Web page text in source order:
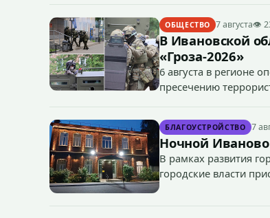
ОБЩЕСТВО 7 августа👁
В Ивановской
«Гроза-2026»
6 августа в регионе
пресечению
БЛАГОУСТРОЙСТВО 7
Ночной Иваново
В рамках развития
городские власти